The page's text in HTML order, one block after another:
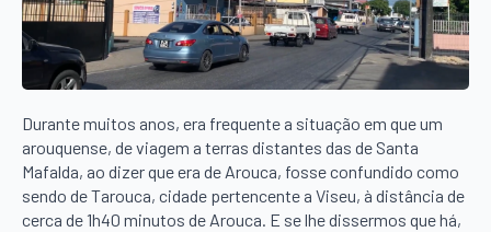
Durante muitos anos, era frequente a situação em que um
arouquense, de viagem a terras distantes das de Santa
Mafalda, ao dizer que era de Arouca, fosse confundido como
sendo de Tarouca, cidade pertencente a Viseu, à distância de
cerca de 1h40 minutos de Arouca. E se lhe dissermos que há,